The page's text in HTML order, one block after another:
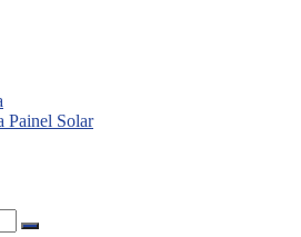
Painel Solar